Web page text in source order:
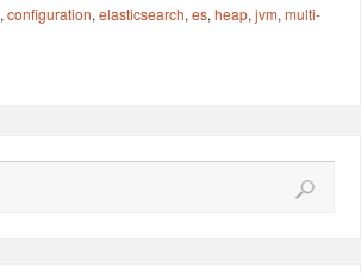
,configuration,elasticsearch,es,heap,jvm,multi-